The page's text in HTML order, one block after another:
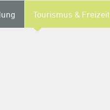
Tourismus & Freizeit